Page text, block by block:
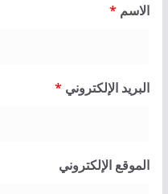
الاسم *
البريد الإلكتروني *
الموقع الإلكتروني